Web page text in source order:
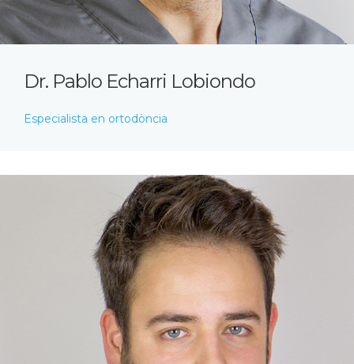
Dr. Pablo Echarri Lobiondo
Especialista en ortodòncia